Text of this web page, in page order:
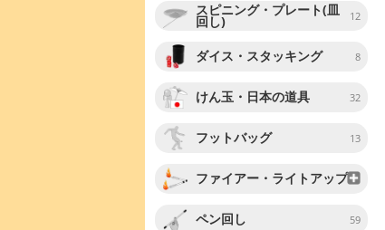
スピニング・プレート(皿
回し) 12
ダイス・スタッキング 8
けん玉・日本の道具 32
フットバッグ 13
ファイアー・ライトアップ
ペン回し 59